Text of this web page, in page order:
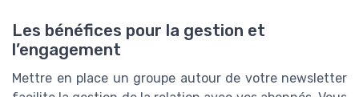
Les bénéfices pour la gestion et
l’engagement
Mettre en place un groupe autour de votre newsletter